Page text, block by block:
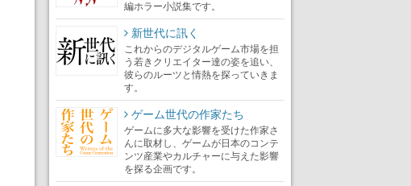
編ホラー小説集です。
新世代に訊く
これからのデジタルゲーム市場を担
う若きクリエイター達の姿を追い、
彼らのルーツと情熱を探っていきま
す。
ゲーム世代の作家たち
ゲームに多大な影響を受けた作家さ
んに取材し、ゲームが日本のコンテ
ンツ産業やカルチャーに与えた影響
を探る企画です。